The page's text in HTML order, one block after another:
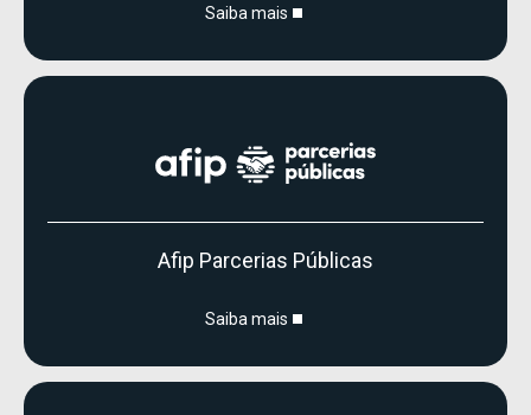
Saiba mais
Afip Parcerias Públicas
Saiba mais